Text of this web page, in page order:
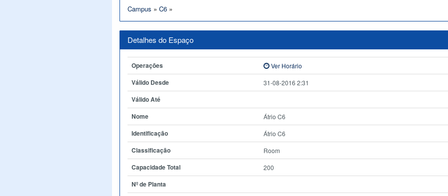
Campus » C6 »
Detalhes do Espaço
Operações Ver Horário
Válido Desde 31-08-2016 2:31
Válido Até
Nome
Átrio C6
Identificação Átrio C6
Classificação Room
Capacidade Total 200
Nº de Planta